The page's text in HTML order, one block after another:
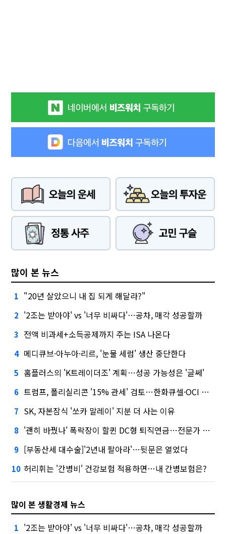
많이 본 뉴스
1 "20년 살았으니 내 집 되게 해달라?"
2 '2조는 받아야' vs '너무 비싸다'…공차, 매각 성공할까
3 전액 비과세+소득공제까지 주는 ISA 나온다
4 메디큐브·아누아·리르, '눈물 세럼' 생산 중단한다
5 홈플러스의 'K트레이더조' 계획…성공 가능성은 '글쎄'
6 트럼프, 폴리실리콘 '15% 관세' 검토…한화큐셀·OCI 영향은?
7 SK, 자본잠식 '쏘카 말레이' 지분 더 사는 이유
8 '괜히 바꿨나' 폭락장이 할퀸 DC형 퇴직연금…전문가 조언은
9 [부동산세 대수술]'2년내 팔아라'…뒷문은 열었다
10 허리휘는 '간병비' 건강보험 적용하면…내 간병보험은?
많이 본 생활경제 뉴스
1 '2조는 받아야' vs '너무 비싸다'…공차, 매각 성공할까